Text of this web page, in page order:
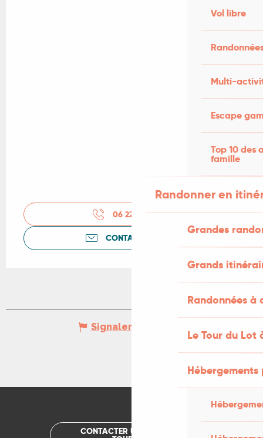
Vol libre
Multi-
Escape
Top 10 des
famille
Randonner en
Grandes
Grands
Randonnées
Le Tour du Lot
06 22 71 36▒▒
CONTACTEZ-NOUS
Signaler une erreur
CONTACTER UN OFFICE DE